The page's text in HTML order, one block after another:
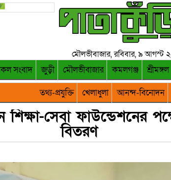
মৌলভীবাজার, রবিবার, ৯ আগস্ট
সংবাদ জুড়ী মৌলভীবাজার কমলগঞ্জ শ্রীমঙ্গল
তথ্য-প্রযুক্তি
খেলাধুলা আনন্দ-বিনোদন
সেবা ফাউন্ডেশনের
বিতরণ